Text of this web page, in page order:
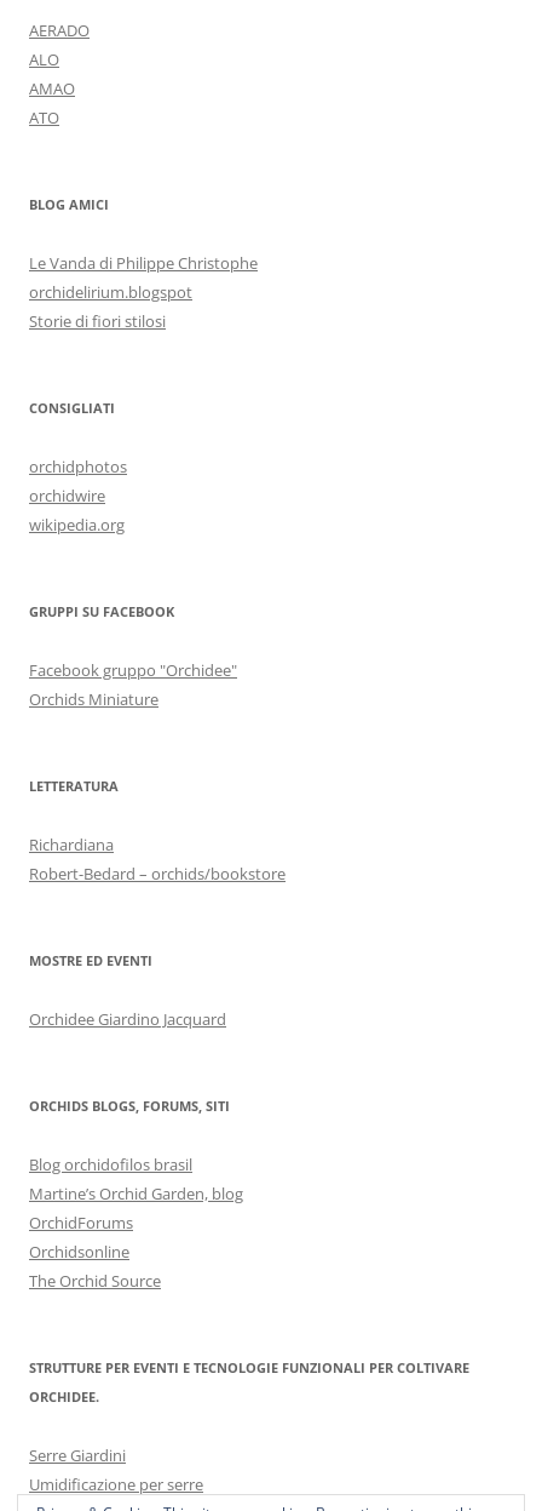
AERADO
ALO
AMAO
ATO
BLOG AMICI
Le Vanda di Philippe Christophe
orchidelirium.blogspot
Storie di fiori stilosi
CONSIGLIATI
orchidphotos
orchidwire
wikipedia.org
GRUPPI SU FACEBOOK
Facebook gruppo "Orchidee"
Orchids Miniature
LETTERATURA
Richardiana
Robert-Bedard – orchids/bookstore
MOSTRE ED EVENTI
Orchidee Giardino Jacquard
ORCHIDS BLOGS, FORUMS, SITI
Blog orchidofilos brasil
Martine’s Orchid Garden, blog
OrchidForums
Orchidsonline
The Orchid Source
STRUTTURE PER EVENTI E TECNOLOGIE FUNZIONALI PER COLTIVARE
ORCHIDEE.
Serre Giardini
Umidificazione per serre